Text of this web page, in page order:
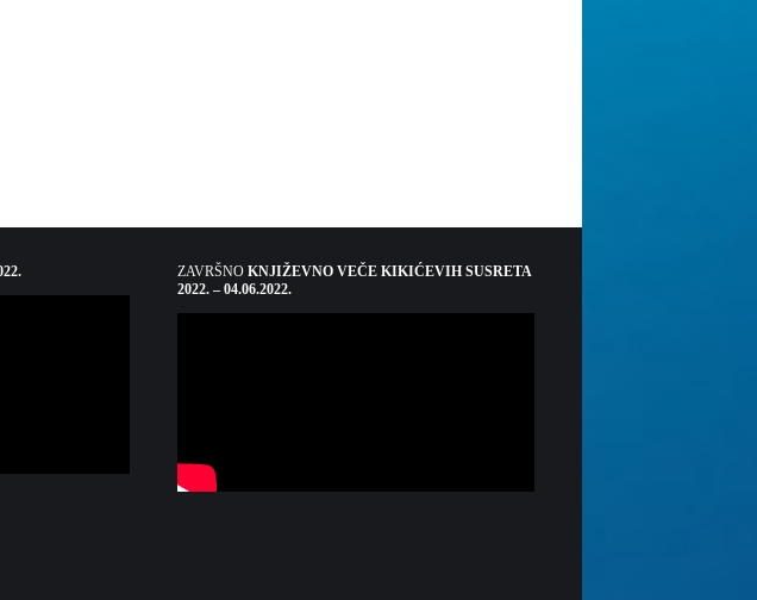
ZAVRŠNO KNJIŽEVNO VEČE KIKIĆEVIH SUSRETA
2022. – 04.06.2022.